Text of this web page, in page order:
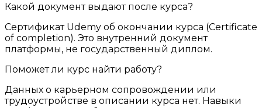
Какой документ выдают после курса?
Сертификат Udemy об окончании курса (Certificate
of completion). Это внутренний документ
платформы, не государственный диплом.
Поможет ли курс найти работу?
Данных о карьерном сопровождении или
трудоустройстве в описании курса нет. Навыки